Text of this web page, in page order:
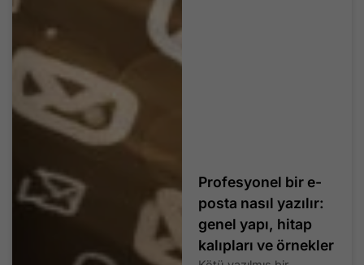
Profesyonel bir e-
posta nasıl yazılır:
genel yapı, hitap
kalıpları ve örnekler